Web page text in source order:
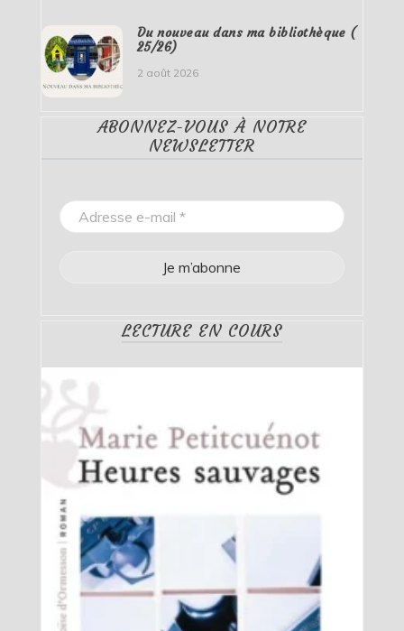
Du nouveau dans ma bibliothèque (
25/26)
2 août 2026
ABONNEZ-VOUS À NOTRE
NEWSLETTER
LECTURE EN COURS